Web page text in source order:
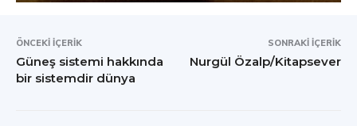
ÖNCEKI İÇERIK
Güneş sistemi hakkında
bir sistemdir dünya
SONRAKI İÇERIK
Nurgül Özalp/Kitapsever